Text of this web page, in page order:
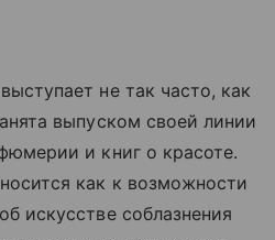
не так часто, как
выпуском своей линии
и книг о красоте.
как к возможности
искусстве соблазнения